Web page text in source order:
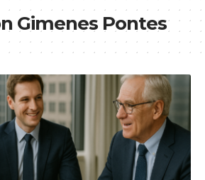
Gimenes Pontes